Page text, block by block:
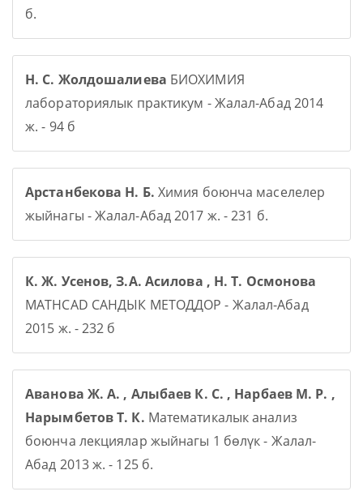
б.
Н. С. Жолдошалиева БИОХИМИЯ
лабораториялык практикум - Жалал-Абад 2014
ж. - 94 б
Арстанбекова Н. Б. Химия боюнча маселелер
жыйнагы - Жалал-Абад 2017 ж. - 231 б.
К. Ж. Усенов, З.А. Асилова , Н. Т. Осмонова
MATHCAD САНДЫК МЕТОДДОР - Жалал-Абад
2015 ж. - 232 б
Аванова Ж. А. , Алыбаев К. С. , Нарбаев М. Р. ,
Нарымбетов Т. К. Математикалык анализ
боюнча лекциялар жыйнагы 1 бөлүк - Жалал-
Абад 2013 ж. - 125 б.